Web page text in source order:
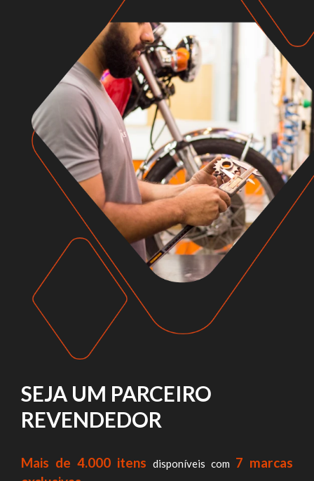
SEJA UM PARCEIRO
REVENDEDOR
Mais de 4.000 itens disponíveis com 7 marcas